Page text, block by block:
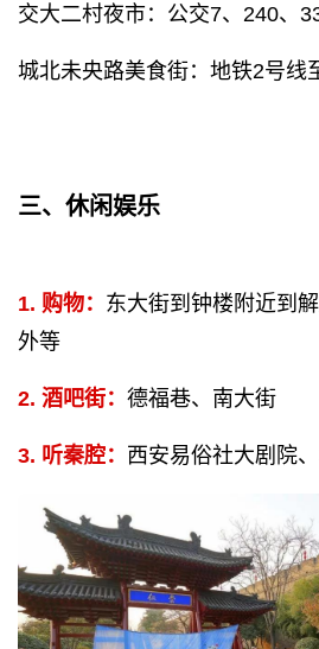
交大二村夜市：公交7、240、
城北未央路美食街：地铁2号线
三、休闲娱乐
1. 购物： 东大街到钟楼附近到
外等
2. 酒吧街： 德福巷、南大街
3. 听秦腔： 西安易俗社大剧院